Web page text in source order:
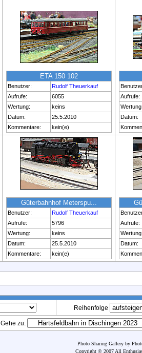
ETA 150 102
Benutzer:
Rudolf Theuerkauf
Aufrufe:
6055
Wertung:
keins
Datum:
25.5.2010
Kommentare:
kein(e)
Aufrufe:
Wertung:
Datum:
Güterbahnhof Meterspu...
Benutzer:
Rudolf Theuerkauf
Aufrufe:
5796
Wertung:
keins
Datum:
25.5.2010
Kommentare:
kein(e)
Aufrufe:
Wertung:
Datum:
Reihenfolge
Gehe zu:
Photo Sharing Gallery by
Copyright © 2007 All